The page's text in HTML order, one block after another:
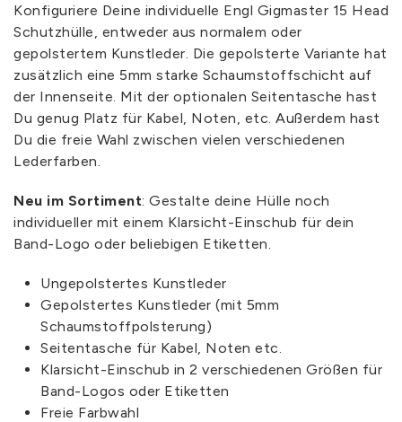
Konfiguriere Deine individuelle Engl Gigmaster 15 Head
Schutzhülle, entweder aus normalem oder
gepolstertem Kunstleder. Die gepolsterte Variante hat
zusätzlich eine 5mm starke Schaumstoffschicht auf
der Innenseite. Mit der optionalen Seitentasche hast
Du genug Platz für Kabel, Noten, etc. Außerdem hast
Du die freie Wahl zwischen vielen verschiedenen
Lederfarben.
Neu im Sortiment: Gestalte deine Hülle noch
individueller mit einem Klarsicht-Einschub für dein
Band-Logo oder beliebigen Etiketten.
Ungepolstertes Kunstleder
Gepolstertes Kunstleder (mit 5mm
Schaumstoffpolsterung)
Seitentasche für Kabel, Noten etc.
Klarsicht-Einschub in 2 verschiedenen Größen für
Band-Logos oder Etiketten
Freie Farbwahl